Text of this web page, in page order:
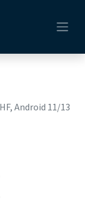
Android 11/13